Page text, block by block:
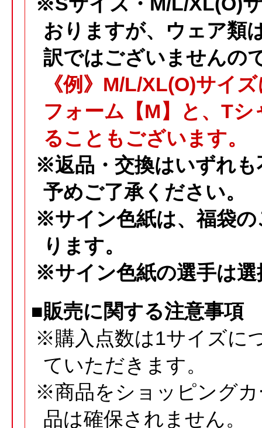
おりますが、ウェア類
訳ではございませんの
《例》M/L/XL(O)サイ
フォーム【M】と、T
ることもございます。
※返品・交換はいずれ
予めご了承ください。
※サイン色紙は、福袋
ります。
※サイン色紙の選手は
■販売に関する注意事項
※購入点数は1サイズに
ていただきます。
※商品をショッピング
品は確保されません。